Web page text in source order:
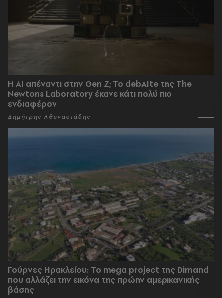
Η AI απέναντι στην Gen Z; Το debAIte της The
Newtons Laboratory έκανε κάτι πολύ πιο
ενδιαφέρον
Δημήτρης Αθανασιάδης
Γούρνες Ηρακλείου: To mega project της Dimand
που αλλάζει την εικόνα της πρώην αμερικανικής
βάσης